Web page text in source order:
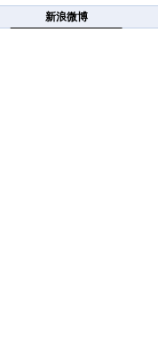
新浪微博